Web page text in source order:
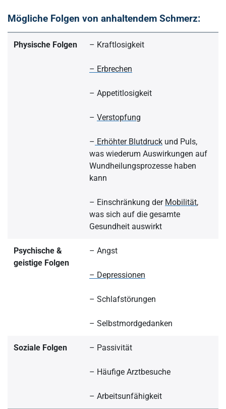
Mögliche Folgen von anhaltendem Schmerz:
Physische Folgen – Kraftlosigkeit
– Erbrechen
– Appetitlosigkeit
– Verstopfung
– Erhöhter Blutdruck und Puls,
was wiederum Auswirkungen auf
Wundheilungsprozesse haben
kann
– Einschränkung der Mobilität,
was sich auf die gesamte
Gesundheit auswirkt
Psychische &
geistige Folgen
– Angst
– Depressionen
– Schlafstörungen
– Selbstmordgedanken
Soziale Folgen – Passivität
– Häufige Arztbesuche
– Arbeitsunfähigkeit